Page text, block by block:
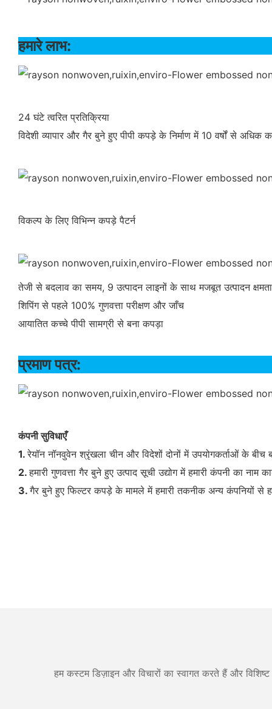
हमारे लाभ:
24 घंटे त्वरित प्रतिक्रिया
विदेशी व्यापार और गैर बुने हुए पीपी कपड़े के निर्माण में 10 वर्षों से अधिक
विकल्प के लिए विभिन्न कपड़े पैटर्न
तेजी से बदलाव का समय, 9 उत्पादन लाइनों के साथ मजबूत उत्पादन क्षमता
शिपिंग से पहले 100% गुणवत्ता परीक्षण और जाँच
आयातित कच्चे पीपी सामग्री से बना कपड़ा
प्रमाण
कंपनी सुविधाएँ
1.रेयॉन नॉनवुवेन श्रृंखला चीन और विदेशों दोनों में उपयोगकर्ताओं के
2.हमारी गुणवत्ता गैर बुने हुए उत्पाद सूची उद्योग में हमारी कंपनी का नाम
3.गैर बुने हुए फिल्टर कपड़े के मामले में हमारी तकनीक अन्य कंपनियों से
हम कस्टम डिज़ाइन और विचारों का स्वागत करते हैं और